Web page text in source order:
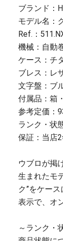
ブランド：
モデル名：
Ref.：
機械：自動
ケース：チ
ブレス：レ
文字盤：ブ
付属品：箱
参考定価：
ランク・状
保証：当店
ウブロが掲
生まれたモ
ク”をケー
表示で、オ
～ランク・